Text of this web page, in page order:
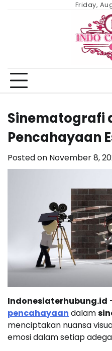
Friday,
Sinematografi
Pencahayaan
Posted on November 8,
Indonesiaterhubung.id
pencahayaan dalam
menciptakan nuansa
emosi dalam setiap